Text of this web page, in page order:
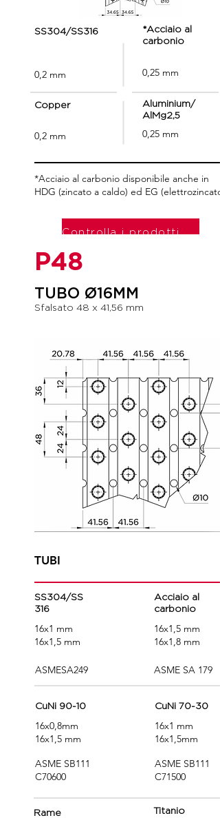
SS304/SS316
*Acciaio al
carbonio
0,2 mm 0,25 mm
Copper
Aluminium/
AlMg2,5
0,2 mm 0,25 mm
*Acciaio al carbonio disponibile anche in
HDG (zincato a caldo) ed EG (elettrozincato)
Controlla i prodotti P40
P48
TUBO Ø16MM
Sfalsato 48 x 41,56 mm
TUBI
SS304/SS
316
16x1 mm
16x1,5 mm
ASMESA249
Acciaio al
carbonio
16x1,5 mm
16x1,8 mm
ASME SA 179
CuNi 90-10
16x0,8mm
16x1,5 mm
ASME SB111
C70600
CuNi 70-30
16x1 mm
16x1,5mm
ASME SB111
C71500
Rame Titanio